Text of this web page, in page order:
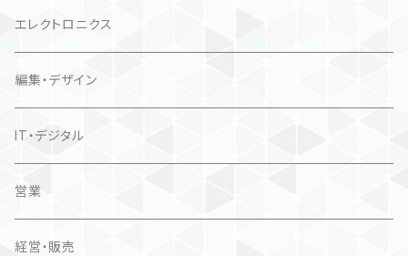
エレクトロニクス
編集・デザイン
IT・デジタル
営業
経営・販売